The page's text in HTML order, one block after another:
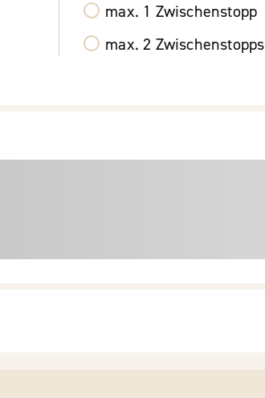
max. 1 Zwischenstopp
max. 2 Zwischenstopps